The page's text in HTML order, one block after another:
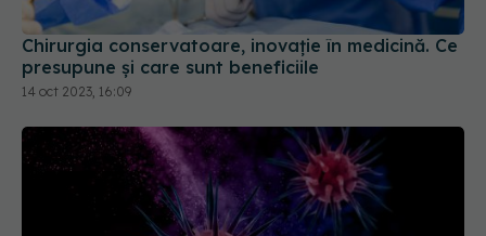
Chirurgia conservatoare, inovație în medicină. Ce
presupune și care sunt beneficiile
14 oct 2023, 16:09